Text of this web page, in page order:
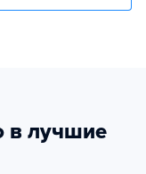
в лучшие